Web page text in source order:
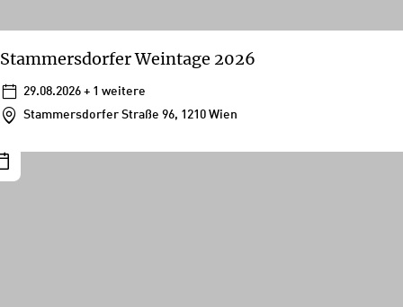
Stammersdorfer Weintage 2026
29.08.2026 + 1 weitere
Stammersdorfer Straße 96, 1210 Wien